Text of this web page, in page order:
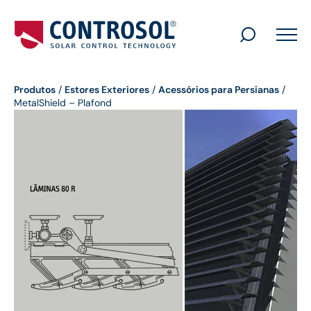
Produtos / Estores Exteriores / Acessórios para Persianas /
MetalShield – Plafond